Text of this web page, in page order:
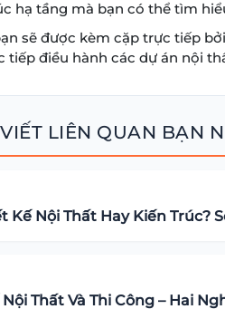
hạ tầng mà bạn có thể tìm
sẽ được kèm cặp trực tiếp
tiếp điều hành các dự án nội
LIÊN QUAN BẠN
Kế Nội Thất Hay Kiến Trúc?
Thất Và Thi Công – Hai